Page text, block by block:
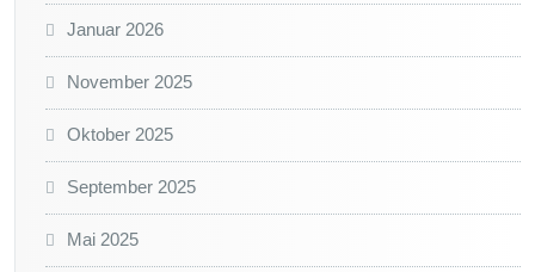
Januar 2026
November 2025
Oktober 2025
September 2025
Mai 2025